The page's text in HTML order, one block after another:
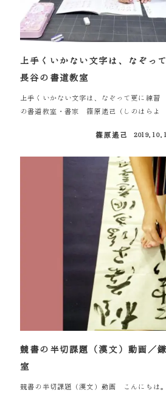
上手くいかない文字は、なぞっ
長谷の書道教室
上手くいかない文字は、なぞって更に練
の書道教室・書家 篠原遙己（しのはら
篠原遙己
競書の半切課題（漢文）動画／
室
競書の半切課題（漢文）動画 こんにちは